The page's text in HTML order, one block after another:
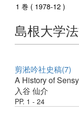
1 巻 ( 1978-12 )
島根大学
剪淞吟社史稿(7)
A History of
入谷 仙介
PP. 1 - 24